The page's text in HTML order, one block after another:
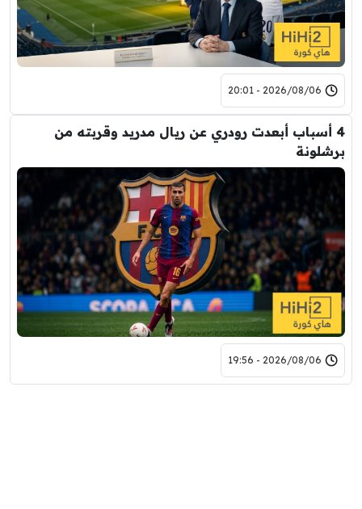
2026/08/06 - 20:01
4 أسباب أبعدت رودري عن ريال مدريد وقربته من
برشلونة
2026/08/06 - 19:56